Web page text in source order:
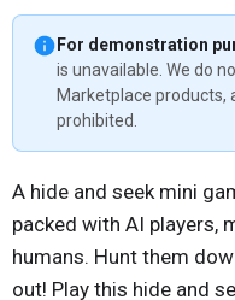
For demonstration
is unavailable. We do
Marketplace products,
prohibited.
A hide and seek mini
packed with AI players,
humans. Hunt them
out! Play this hide and